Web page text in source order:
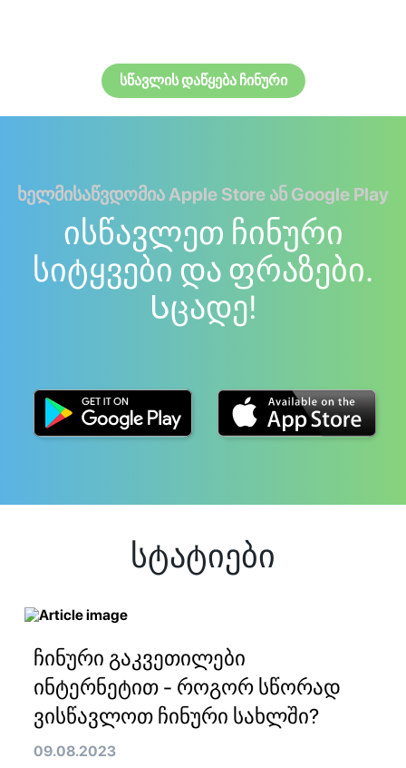
სწავლის დაწყება ჩინური
ხელმისაწვდომია Apple Store ან Google Play
ისწავლეთ ჩინური
სიტყვები და ფრაზები.
Სცადე!
სტატიები
ჩინური გაკვეთილები
ინტერნეტით - როგორ სწორად
ვისწავლოთ ჩინური სახლში?
09.08.2023